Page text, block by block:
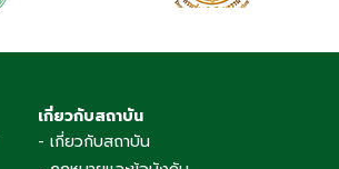
เกี่ยวกับสถาบัน
- เกี่ยวกับสถาบัน